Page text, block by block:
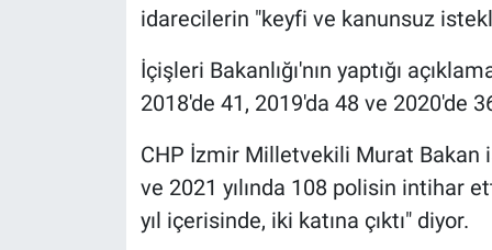
idarecilerin "keyfi ve kanunsuz
İçişleri Bakanlığı'nın yaptığı
2018'de 41, 2019'da 48 ve 2020'de
CHP İzmir Milletvekili Murat Bakan
ve 2021 yılında 108 polisin intihar
yıl içerisinde, iki katına çıktı" diyor.